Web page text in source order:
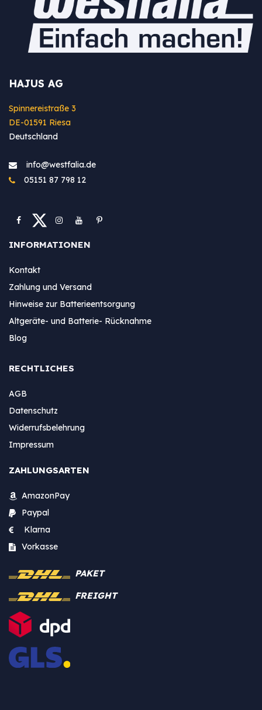
HAJUS AG
Spinnereistraße 3
DE-01591 Riesa
Deutschland
info@westfa​lia.de
05151 87 798 12
INFORMATIONEN
Kontakt
Zahlung und Versand
Hinweise zur Batterieentsorgung
Altgeräte- und Batterie- Rücknahme
Blog
RECHTLICHES
AGB
Datenschutz
Widerrufsbelehrung
Impressum
ZAHLUNGSARTEN
AmazonPay
Paypal
Klarna
Vorkasse
PAKET
FREIGHT